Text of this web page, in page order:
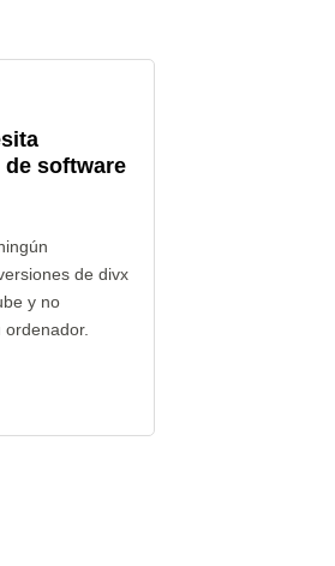
software
de divx
y no